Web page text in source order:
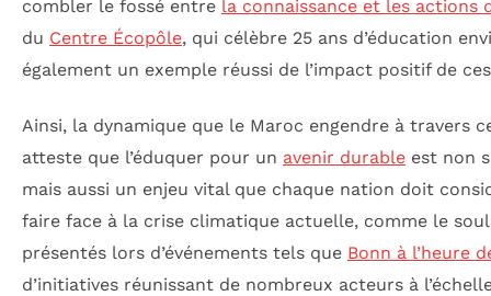
combler le fossé entre la connaissance et les actions
du Centre Écopôle, qui célèbre 25 ans d’éducation
également un exemple réussi de l’impact positif de
Ainsi, la dynamique que le Maroc engendre à travers
atteste que l’éduquer pour un avenir durable est non
mais aussi un enjeu vital que chaque nation doit
faire face à la crise climatique actuelle, comme le
présentés lors d’événements tels que Bonn à l’heure
d’initiatives réunissant de nombreux acteurs à